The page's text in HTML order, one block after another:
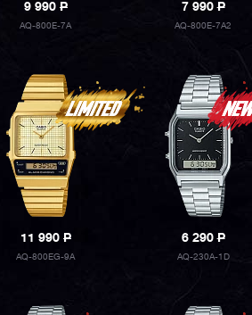
9 990 P
AQ-800E-7A
7 990P
AQ-800E-7A2
11 990 P
AQ-800EG-9A
6 290P
AQ-230A-1D